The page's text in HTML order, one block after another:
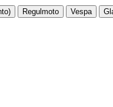
Regulmoto Vespa